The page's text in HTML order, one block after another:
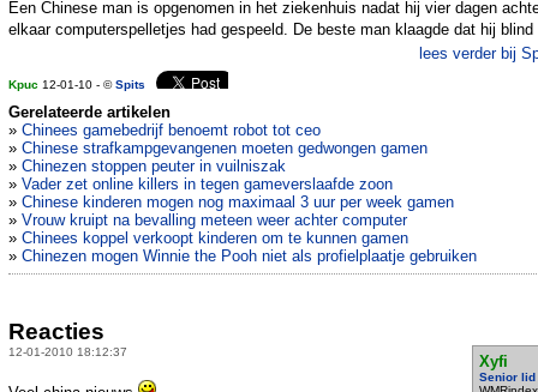
Een Chinese man is opgenomen in het ziekenhuis nadat hij vier dagen
elkaar computerspelletjes had gespeeld. De beste man klaagde dat hij blind
lees verder bij
Kpuc 12-01-10 - ©Spits
Gerelateerde artikelen
» Chinees gamebedrijf benoemt robot tot ceo
» Chinese strafkampgevangenen moeten gedwongen gamen
» Chinezen stoppen peuter in vuilniszak
» Vader zet online killers in tegen gameverslaafde zoon
» Chinese kinderen mogen nog maximaal 3 uur per week gamen
» Vrouw kruipt na bevalling meteen weer achter computer
» Chinees koppel verkoopt kinderen om te kunnen gamen
» Chinezen mogen Winnie the Pooh niet als profielplaatje gebruiken
Reacties
12-01-2010 18:12:37
Xyfi
Senior lid